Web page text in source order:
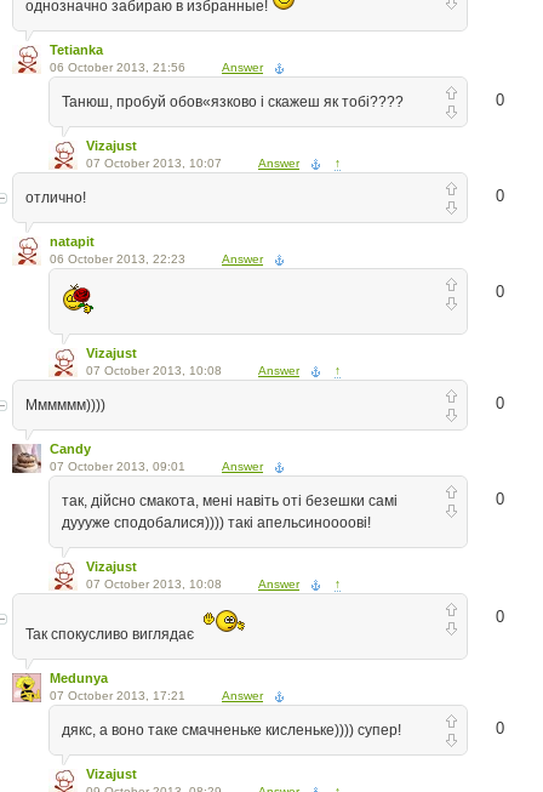
однозначно забираю в избранные!
Tetianka
06 October 2013, 21:56 Answer
0
Танюш, пробуй обов«язково і скажеш як тобі????
Vizajust
07 October 2013, 10:07 Answer ↑
0
отлично!
natapit
06 October 2013, 22:23 Answer
0
Vizajust
07 October 2013, 10:08 Answer ↑
0
Мммммм))))
Candy
07 October 2013, 09:01 Answer
0
так, дійсно смакота, мені навіть оті безешки самі
дуууже сподобалися)))) такі апельсиноооові!
Vizajust
07 October 2013, 10:08 Answer ↑
0
Так спокусливо виглядає
Medunya
07 October 2013, 17:21 Answer
0
дякс, а воно таке смачненьке кисленьке)))) супер!
Vizajust